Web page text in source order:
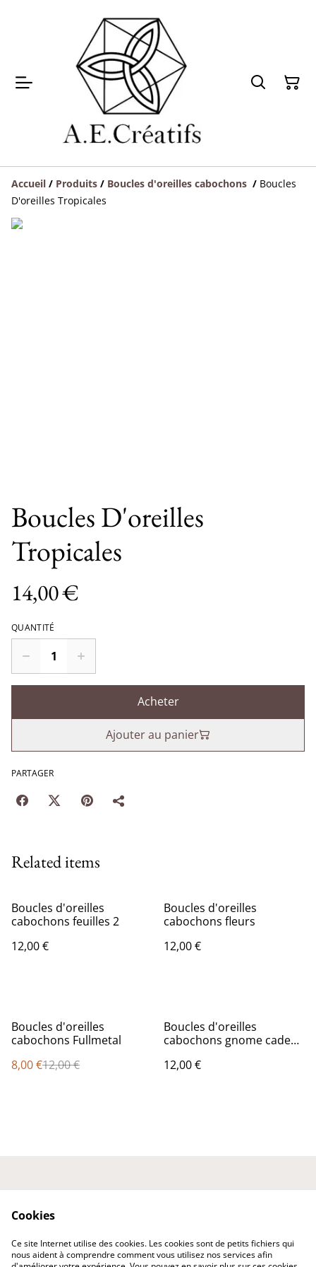
Accueil / Produits / Boucles d'oreilles cabochons / Boucles
D'oreilles Tropicales
Boucles D'oreilles
Tropicales
14,00 €
QUANTITÉ
Acheter
Ajouter au panier
PARTAGER
Related items
Boucles d'oreilles
cabochons feuilles 2
12,00 €
Boucles d'oreilles
cabochons fleurs
12,00 €
%
Boucles d'oreilles
cabochons Fullmetal
8,00 €12,00 €
Boucles d'oreilles
cabochons gnome cadeau
12,00 €
Expédition et
Livraison
Cookies
Ce site Internet utilise des cookies. Les cookies sont de petits fichiers qui
nous aident à comprendre comment vous utilisez nos services afin